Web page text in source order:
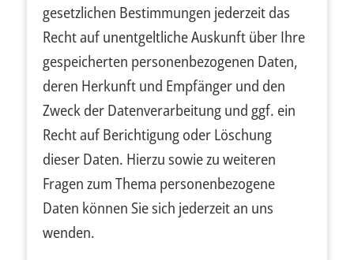
gesetzlichen Bestimmungen jederzeit das
Recht auf unentgeltliche Auskunft über Ihre
gespeicherten personenbezogenen Daten,
deren Herkunft und Empfänger und den
Zweck der Datenverarbeitung und ggf. ein
Recht auf Berichtigung oder Löschung
dieser Daten. Hierzu sowie zu weiteren
Fragen zum Thema personenbezogene
Daten können Sie sich jederzeit an uns
wenden.